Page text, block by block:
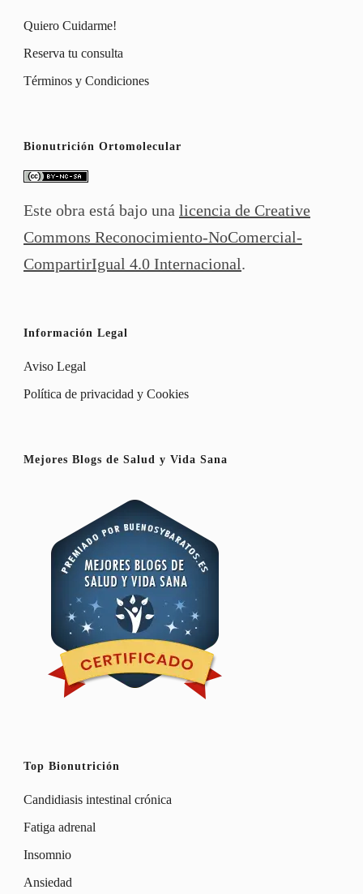
Quiero Cuidarme!
Reserva tu consulta
Términos y Condiciones
Bionutrición Ortomolecular
Este obra está bajo una licencia de Creative
Commons Reconocimiento-NoComercial-
CompartirIgual 4.0 Internacional.
Información Legal
Aviso Legal
Política de privacidad y Cookies
Mejores Blogs de Salud y Vida Sana
Top Bionutrición
Candidiasis intestinal crónica
Fatiga adrenal
Insomnio
Ansiedad